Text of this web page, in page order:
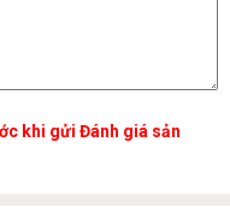
khi gửi Đánh giá sản